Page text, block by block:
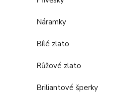
Náramky
Bílé zlato
Růžové zlato
Briliantové šperky